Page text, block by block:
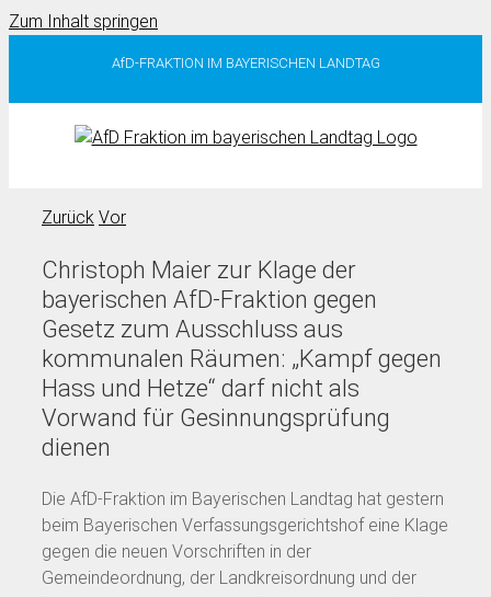
Zum Inhalt springen
AfD-FRAKTION IM BAYERISCHEN LANDTAG
Zurück Vor
Christoph Maier zur Klage der
bayerischen AfD-Fraktion gegen
Gesetz zum Ausschluss aus
kommunalen Räumen: „Kampf gegen
Hass und Hetze“ darf nicht als
Vorwand für Gesinnungsprüfung
dienen
Die AfD-Fraktion im Bayerischen Landtag hat gestern
beim Bayerischen Verfassungsgerichtshof eine Klage
gegen die neuen Vorschriften in der
Gemeindeordnung, der Landkreisordnung und der